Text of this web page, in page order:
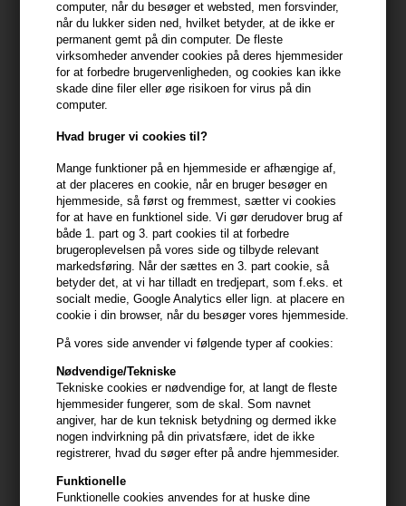
computer, når du besøger et websted, men forsvinder,
når du lukker siden ned, hvilket betyder, at de ikke er
permanent gemt på din computer. De fleste
virksomheder anvender cookies på deres hjemmesider
for at forbedre brugervenligheden, og cookies kan ikke
skade dine filer eller øge risikoen for virus på din
computer.
Hvad bruger vi cookies til?
Mange funktioner på en hjemmeside er afhængige af,
at der placeres en cookie, når en bruger besøger en
hjemmeside, så først og fremmest, sætter vi cookies
for at have en funktionel side. Vi gør derudover brug af
både 1. part og 3. part cookies til at forbedre
brugeroplevelsen på vores side og tilbyde relevant
markedsføring. Når der sættes en 3. part cookie, så
betyder det, at vi har tilladt en tredjepart, som f.eks. et
socialt medie, Google Analytics eller lign. at placere en
cookie i din browser, når du besøger vores hjemmeside.
På vores side anvender vi følgende typer af cookies:
Nødvendige/Tekniske
Tekniske cookies er nødvendige for, at langt de fleste
hjemmesider fungerer, som de skal. Som navnet
angiver, har de kun teknisk betydning og dermed ikke
nogen indvirkning på din privatsfære, idet de ikke
registrerer, hvad du søger efter på andre hjemmesider.
Funktionelle
Funktionelle cookies anvendes for at huske dine
Beskrivelse Anmeldelser Fabrikant
Uppercut Deluxe Salt Spray er en saltvandsspray, der giver let
hold, tekstur og en naturlig finish.
Uppercut Deluxe Salt Spray egenskaber
Sprayen kan bruges som stylingprodukt til at give en let, dagen-
derpå frisure. Herudover kan du også bruge Salt Spray som pre-
styling spray. Dvs at den bruges i fugtigt hår inden føntørring for
mere volumen.
Uppercut Deluxe Salt Spray kommer i en emballage, der ligner et
dåse med spraymaling og har en frisk duft af citrus og wood.
Sådan bruger du Uppercut Deluxe Salt Spray
- Anvendes i fugtigt hår
- Lad håret lufttørre for løs og afslappet frisure
- Eller føntør for ekstra fylde som pre-styling
Størrelse: 150ml